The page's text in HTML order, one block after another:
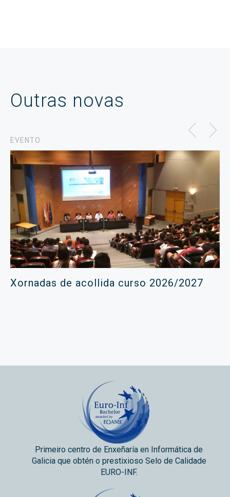
Outras novas
EVENTO
Xornadas de acollida curso 2026/2027
Primeiro centro de Enxeñaría en Informática de
Galicia que obtén o prestixioso Selo de Calidade
EURO-INF.